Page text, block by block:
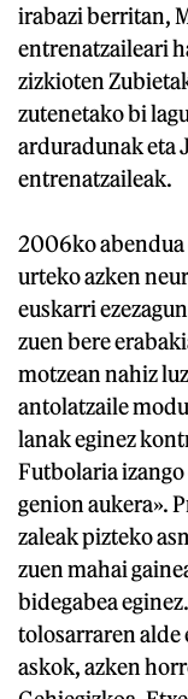
irabazi berritan,
entrenatzaileari
zizkioten
zutenetako bi
arduradunak eta
entrenatzaileak.
2006ko abendua
urteko azken
euskarri
zuen bere
motzean nahiz
antolatzaile
lanak eginez
Futbolaria
genion aukera».
zaleak pizteko
zuen mahai
bidegabea
tolosarraren alde
askok, azken